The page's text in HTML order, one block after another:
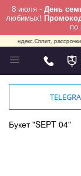
8 июля - День
любимых!
по
рассрочки,
Телефон
+7 (495)
Букет "SEPT 04"